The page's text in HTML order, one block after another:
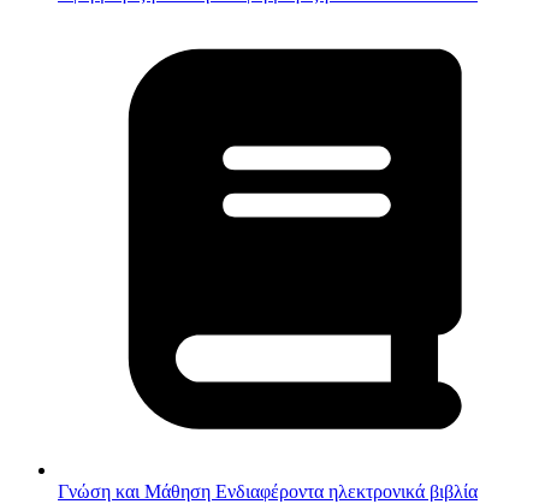
Γνώση και Μάθηση Ενδιαφέροντα ηλεκτρονικά βιβλία